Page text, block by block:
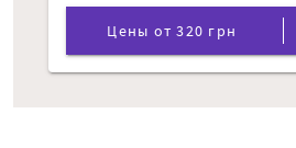
Цены от 320 грн